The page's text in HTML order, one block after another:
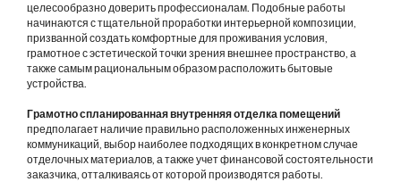
целесообразно доверить профессионалам. Подобные работы
начинаются с тщательной проработки интерьерной композиции,
призванной создать комфортные для проживания условия,
грамотное с эстетической точки зрения внешнее пространство, а
также самым рациональным образом расположить бытовые
устройства.
Грамотно спланированная внутренняя отделка помещений
предполагает наличие правильно расположенных инженерных
коммуникаций, выбор наиболее подходящих в конкретном случае
отделочных материалов, а также учет финансовой состоятельности
заказчика, отталкиваясь от которой производятся работы.